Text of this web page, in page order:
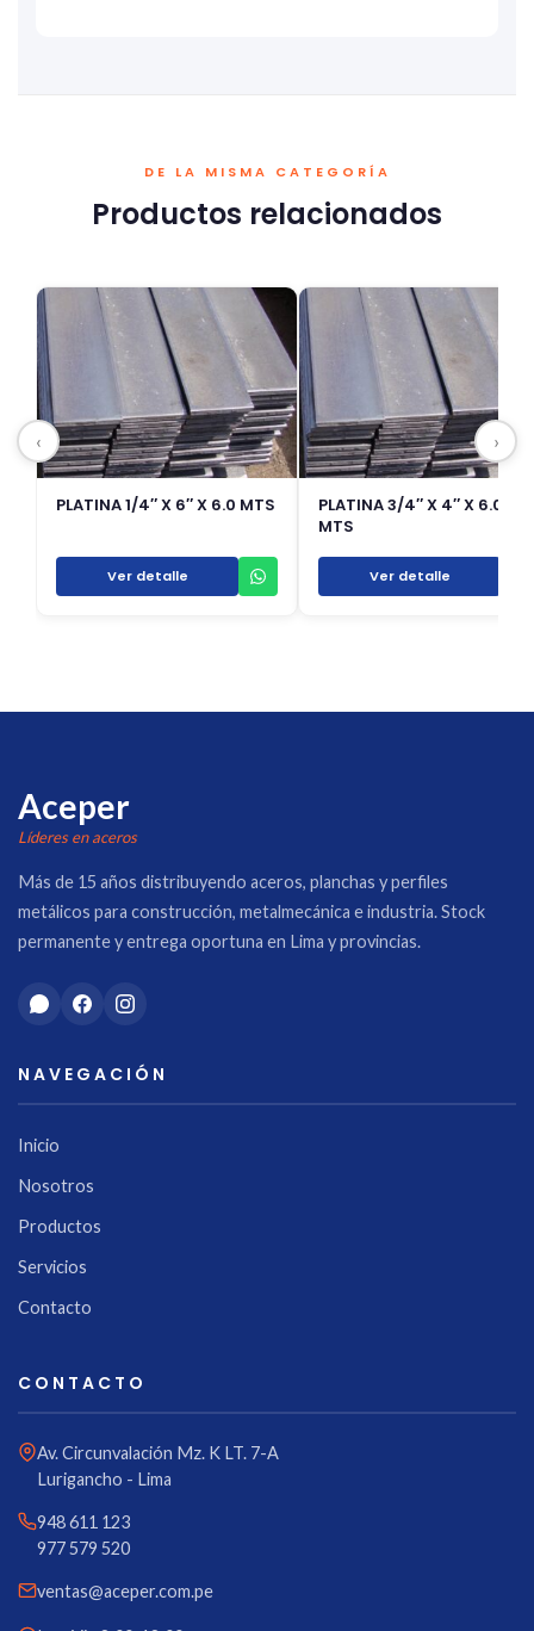
DE LA MISMA CATEGORÍA
Productos relacionados
PLATINA 1/4″ X 6″ X 6.0 MTS
Ver detalle
PLATINA 3/4″ X 4″ X 6.0
MTS
Ver detalle
‹ ›
Aceper
Líderes en aceros
Más de 15 años distribuyendo aceros, planchas y perfiles
metálicos para construcción, metalmecánica e industria. Stock
permanente y entrega oportuna en Lima y provincias.
NAVEGACIÓN
Inicio
Nosotros
Productos
Servicios
Contacto
CONTACTO
Av. Circunvalación Mz. K LT. 7-A
Lurigancho - Lima
948 611 123
977 579 520
ventas@aceper.com.pe